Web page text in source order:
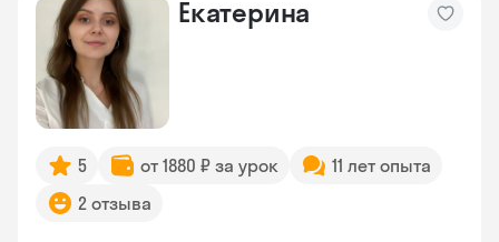
Екатерина
5 от 1880 ₽ за урок
11 лет опыта
2 отзыва